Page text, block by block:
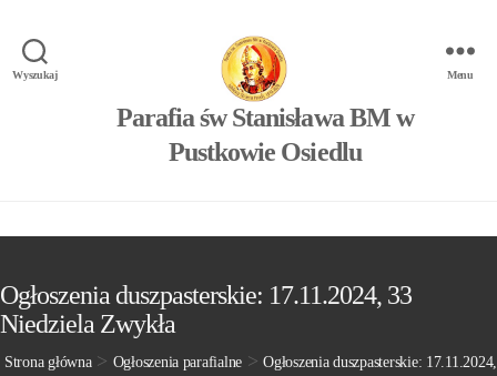
Wyszukaj
Parafia św Stanisława BM w
Pustkowie Osiedlu
Menu
Ogłoszenia duszpasterskie: 17.11.2024, 33
Niedziela Zwykła
Strona główna> Ogłoszenia parafialne >Ogłoszenia duszpasterskie: 17.11.2024,